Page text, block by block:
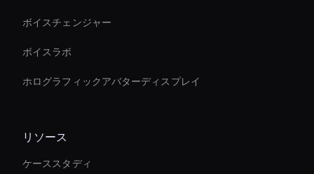
ボイスチェンジャー
ボイスラボ
ホログラフィックアバターディスプレイ
リソース
ケーススタディ